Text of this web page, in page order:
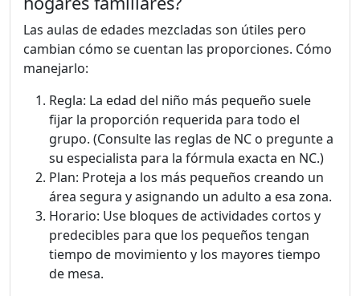
Las aulas de edades mezcladas son útiles pero
cambian cómo se cuentan las proporciones. Cómo
manejarlo:
Regla: La edad del niño más pequeño suele
fijar la proporción requerida para todo el
grupo. (Consulte las reglas de NC o pregunte a
su especialista para la fórmula exacta en NC.)
Plan: Proteja a los más pequeños creando un
área segura y asignando un adulto a esa zona.
Horario: Use bloques de actividades cortos y
predecibles para que los pequeños tengan
tiempo de movimiento y los mayores tiempo
de mesa.